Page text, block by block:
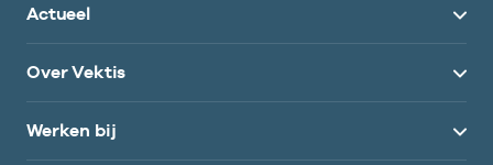
Actueel
Over Vektis
Werken bij